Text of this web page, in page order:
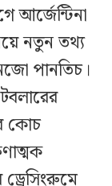
আর্জেন্টিনা
নতুন তথ্য
পানতিচ।
কোচ
ড্রেসিংরুমে